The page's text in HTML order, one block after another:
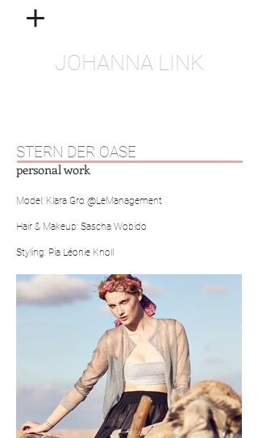
JOHANNA LINK
STERN DER OASE
personal work
Model: Klara Gro @LeManagement
Hair & Makeup: Sascha Wobido
Styling: Pia Léonie Knoll